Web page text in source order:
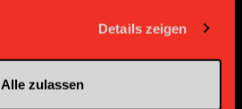
Details zeigen
Alle zulassen